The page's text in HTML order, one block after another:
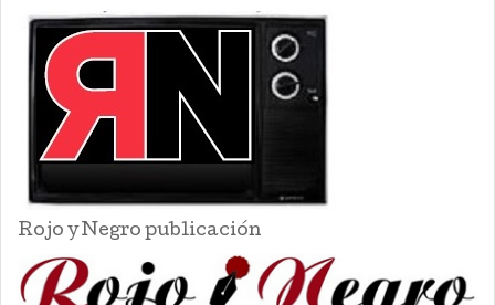
Rojo y Negro publicación